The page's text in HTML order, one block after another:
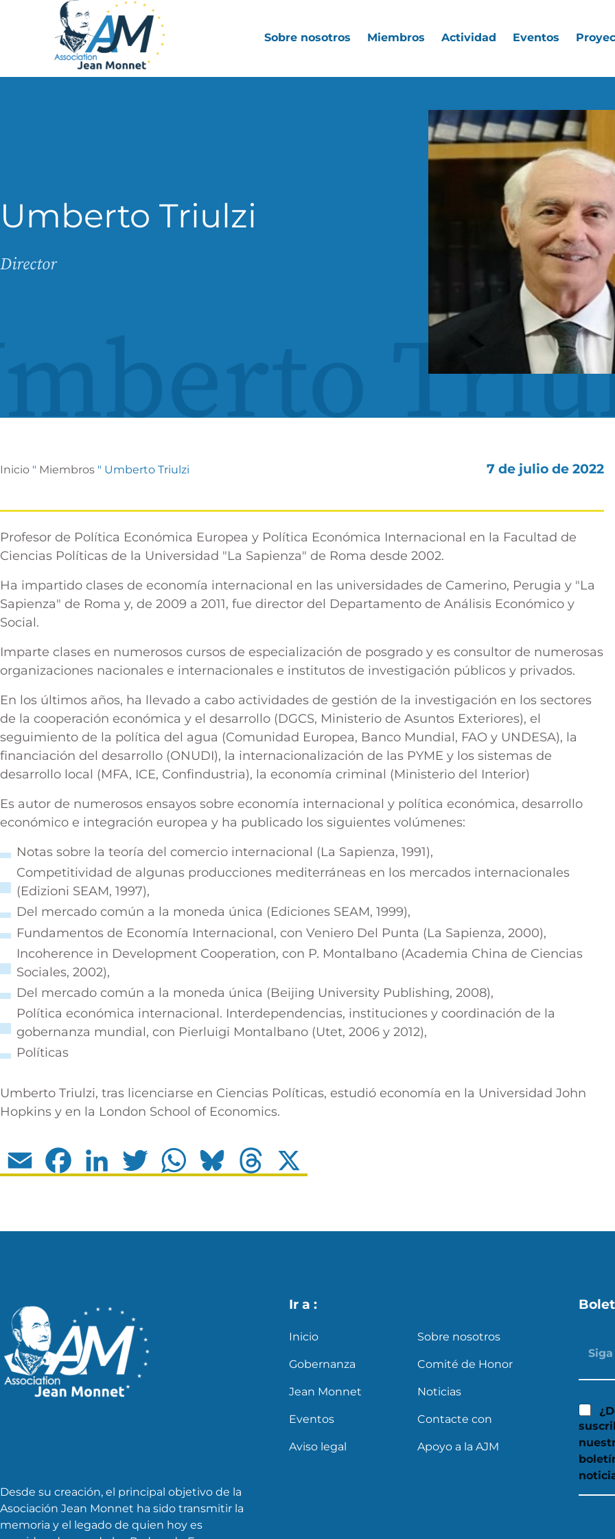
Sobre nosotros Miembros Actividad Eventos
Umberto Triulzi
Director
Inicio " Miembros " Umberto Triulzi 7 de julio de 2022
Profesor de Política Económica Europea y Política Económica Internacional en la Facultad de
Ciencias Políticas de la Universidad "La Sapienza" de Roma desde 2002.
Ha impartido clases de economía internacional en las universidades de Camerino, Perugia y "La
Sapienza" de Roma y, de 2009 a 2011, fue director del Departamento de Análisis Económico y
Social.
Imparte clases en numerosos cursos de especialización de posgrado y es consultor de numerosas
organizaciones nacionales e internacionales e institutos de investigación públicos y privados.
En los últimos años, ha llevado a cabo actividades de gestión de la investigación en los sectores
de la cooperación económica y el desarrollo (DGCS, Ministerio de Asuntos Exteriores), el
seguimiento de la política del agua (Comunidad Europea, Banco Mundial, FAO y UNDESA), la
financiación del desarrollo (ONUDI), la internacionalización de las PYME y los sistemas de
desarrollo local (MFA, ICE, Confindustria), la economía criminal (Ministerio del Interior)
Es autor de numerosos ensayos sobre economía internacional y política económica, desarrollo
económico e integración europea y ha publicado los siguientes volúmenes:
Notas sobre la teoría del comercio internacional (La Sapienza, 1991),
Competitividad de algunas producciones mediterráneas en los mercados internacionales
(Edizioni SEAM, 1997),
Del mercado común a la moneda única (Ediciones SEAM, 1999),
Fundamentos de Economía Internacional, con Veniero Del Punta (La Sapienza, 2000),
Incoherence in Development Cooperation, con P. Montalbano (Academia China de Ciencias
Sociales, 2002),
Del mercado común a la moneda única (Beijing University Publishing, 2008),
Política económica internacional. Interdependencias, instituciones y coordinación de la
gobernanza mundial, con Pierluigi Montalbano (Utet, 2006 y 2012),
Políticas
Umberto Triulzi, tras licenciarse en Ciencias Políticas, estudió economía en la Universidad John
Hopkins y en la London School of Economics.
Email FacebookLinkedIn Twitter WhatsAppBluesky Threads
Desde su creación, el principal objetivo de la
Asociación Jean Monnet ha sido transmitir la
memoria y el legado de quien hoy es
Ir a :
Inicio Sobre nosotros
Gobernanza Comité de Honor
Jean Monnet Noticias
Eventos Contacte con
Aviso legal Apoyo a la AJM